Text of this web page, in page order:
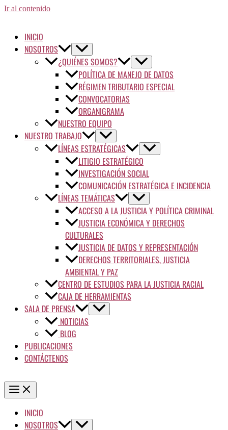
Ir al contenido
INICIO
NOSOTROS
¿QUIÉNES SOMOS?
POLÍTICA DE MANEJO DE DATOS
RÉGIMEN TRIBUTARIO ESPECIAL
CONVOCATORIAS
ORGANIGRAMA
NUESTRO EQUIPO
NUESTRO TRABAJO
LÍNEAS ESTRATÉGICAS
LITIGIO ESTRATÉGICO
INVESTIGACIÓN SOCIAL
COMUNICACIÓN ESTRATÉGICA E INCIDENCIA
LÍNEAS TEMÁTICAS
ACCESO A LA JUSTICIA Y POLÍTICA CRIMINAL
JUSTICIA ECONÓMICA Y DERECHOS
CULTURALES
JUSTICIA DE DATOS Y REPRESENTACIÓN
DERECHOS TERRITORIALES, JUSTICIA
AMBIENTAL Y PAZ
CENTRO DE ESTUDIOS PARA LA JUSTICIA RACIAL
CAJA DE HERRAMIENTAS
SALA DE PRENSA
NOTICIAS
BLOG
PUBLICACIONES
CONTÁCTENOS
INICIO
NOSOTROS